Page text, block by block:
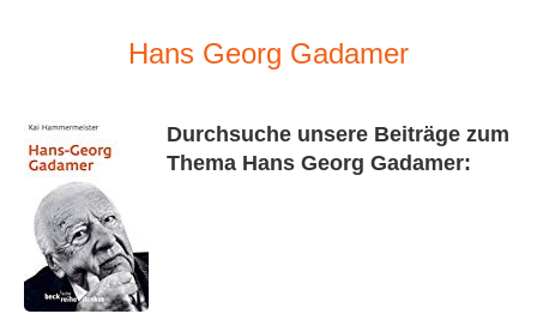
Hans Georg Gadamer
Durchsuche unsere Beiträge zum
Thema Hans Georg Gadamer: